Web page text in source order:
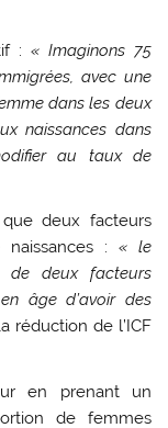
:« Imaginons 75
avec une
dans les deux
naissances dans
au taux de
deux facteurs
: « le
de deux facteurs
âge d’avoir des
réduction de l’ICF
en prenant un
de femmes